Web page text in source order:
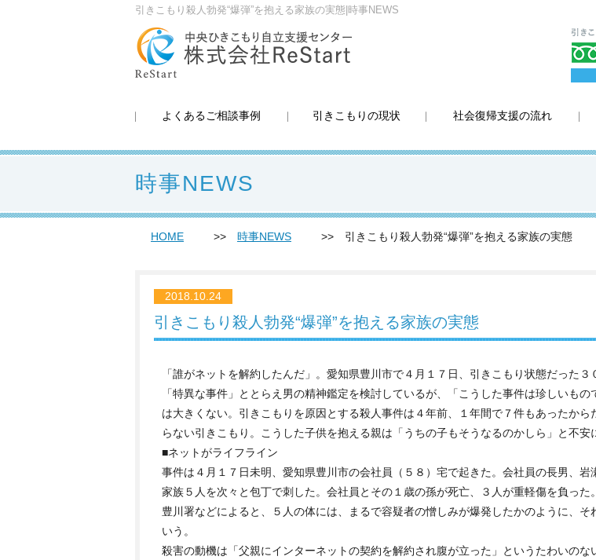
引きこもり殺人勃発“爆弾”を抱える家族の実態|時事NEWS
よくあるご相談事例 引きこもりの現状 社会復帰支援の流れ
時事NEWS
HOME 時事NEWS 引きこもり殺人勃発“爆弾”を抱える家族の実態
2018.10.24
引きこもり殺人勃発“爆弾”を抱える家族の実態
「誰がネットを解約したんだ」。愛知県豊川市で４月１７日、引きこもり状態だった
「特異な事件」ととらえ男の精神鑑定を検討しているが、「こうした事件は珍しいも
は大きくない。引きこもりを原因とする殺人事件は４年前、１年間で７件もあったか
らない引きこもり。こうした子供を抱える親は「うちの子もそうなるのかしら」と不安
■ネットがライフライン
事件は４月１７日未明、愛知県豊川市の会社員（５８）宅で起きた。会社員の長男、
家族５人を次々と包丁で刺した。会社員とその１歳の孫が死亡、３人が重軽傷を負った。
豊川署などによると、５人の体には、まるで容疑者の憎しみが爆発したかのように、
いう。
殺害の動機は「父親にインターネットの契約を解約され腹が立った」というたわいの